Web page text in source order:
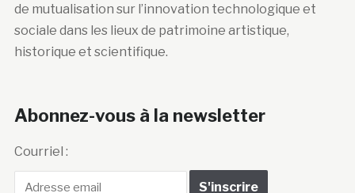
de mutualisation sur l’innovation technologique et
sociale dans les lieux de patrimoine artistique,
historique et scientifique.
Abonnez-vous à la newsletter
Courriel :